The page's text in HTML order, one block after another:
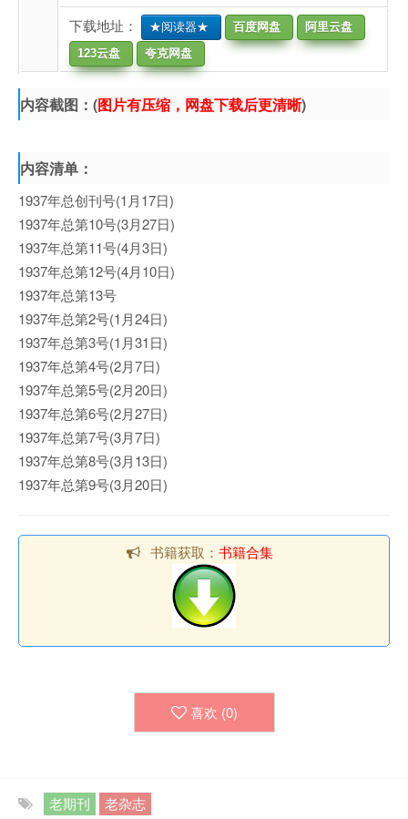
下载地址：
★阅读器★ 百度网盘
阿里云盘
123云盘
夸克网盘
内容截图：(图片有压缩，网盘下载后更清晰)
内容清单：
1937年总创刊号(1月17日)
1937年总第10号(3月27日)
1937年总第11号(4月3日)
1937年总第12号(4月10日)
1937年总第13号
1937年总第2号(1月24日)
1937年总第3号(1月31日)
1937年总第4号(2月7日)
1937年总第5号(2月20日)
1937年总第6号(2月27日)
1937年总第7号(3月7日)
1937年总第8号(3月13日)
1937年总第9号(3月20日)
书籍获取： 书籍合集
喜欢 (0)
老期刊 老杂志